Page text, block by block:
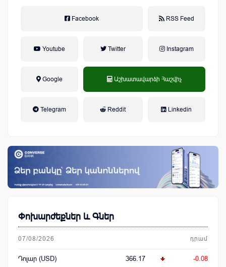
Facebook RSS Feed
Youtube Twitter Instagram
Google Աշխատավարձի Հաշվիչ
Telegram Reddit Linkedin
Փոխարժեքներ և Գներ
07/08/2026 դրամ
Դոլար (USD) 366.17 -0.08